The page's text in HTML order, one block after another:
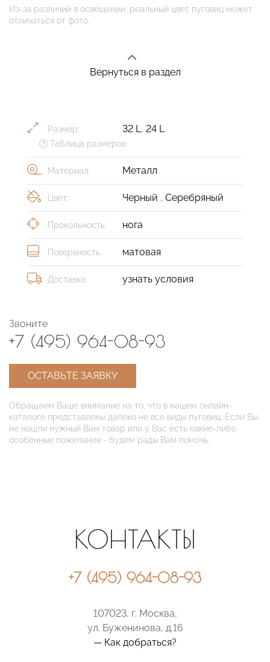
Из-за различий в освещении, реальный цвет пуговиц может
отличаться от фото.
Вернуться в раздел
Размер: 32 L, 24 L
Таблица размеров
Материал: Металл
Цвет: Черный , Серебряный
Прокольность: нога
Поверхность: матовая
Доставка: узнать условия
Звоните
+7 (495) 964-08-93
ОСТАВЬТЕ ЗАЯВКУ
Обращаем Ваше внимание на то, что в нашем онлайн-
каталоге представлены далеко не все виды пуговиц. Если Вы
не нашли нужный Вам товар или у Вас есть какие-либо
особенные пожелания - будем рады Вам помочь.
КОНТАКТЫ
+7 (495) 964-08-93
107023, г. Москва,
ул. Буженинова, д.16
— Как добраться?